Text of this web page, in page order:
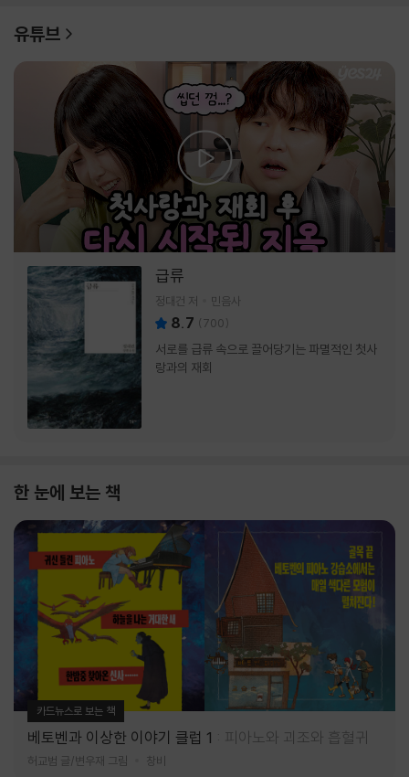
유튜브
급류
정대건 저 민음사
8.7 (700)
서로를 급류 속으로 끌어당기는 파멸적인 첫사
랑과의 재회
한 눈에 보는 책
카드뉴스로 보는 책
베토벤과 이상한 이야기 클럽 1 피아노와 괴조와 흡혈귀
허교범 글/변우재 그림 창비